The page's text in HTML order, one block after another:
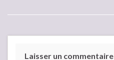
Laisser un commentaire